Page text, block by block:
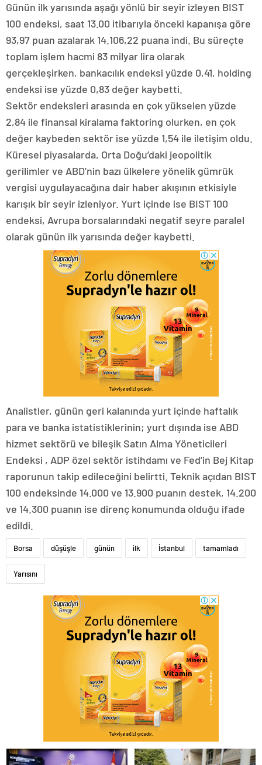
Günün ilk yarısında aşağı yönlü bir seyir izleyen BIST
100 endeksi, saat 13.00 itibarıyla önceki kapanışa göre
93,97 puan azalarak 14.106,22 puana indi. Bu süreçte
toplam işlem hacmi 83 milyar lira olarak
gerçekleşirken, bankacılık endeksi yüzde 0,41, holding
endeksi ise yüzde 0,83 değer kaybetti.
Sektör endeksleri arasında en çok yükselen yüzde
2,84 ile finansal kiralama faktoring olurken, en çok
değer kaybeden sektör ise yüzde 1,54 ile iletişim oldu.
Küresel piyasalarda, Orta Doğu’daki jeopolitik
gerilimler ve ABD’nin bazı ülkelere yönelik gümrük
vergisi uygulayacağına dair haber akışının etkisiyle
karışık bir seyir izleniyor. Yurt içinde ise BIST 100
endeksi, Avrupa borsalarındaki negatif seyre paralel
olarak günün ilk yarısında değer kaybetti.
Analistler, günün geri kalanında yurt içinde haftalık
para ve banka istatistiklerinin; yurt dışında ise ABD
hizmet sektörü ve bileşik Satın Alma Yöneticileri
Endeksi , ADP özel sektör istihdamı ve Fed’in Bej Kitap
raporunun takip edileceğini belirtti. Teknik açıdan BIST
100 endeksinde 14.000 ve 13.900 puanın destek, 14.200
ve 14.300 puanın ise direnç konumunda olduğu ifade
edildi.
Borsa düşüşle günün ilk İstanbul tamamladı
Yarısını